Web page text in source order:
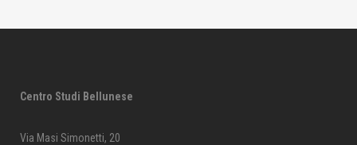
Centro Studi Bellunese
Via Masi Simonetti, 20